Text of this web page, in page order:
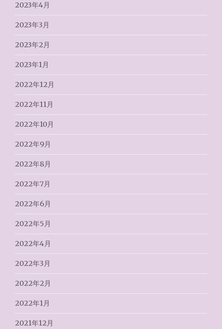
2023年4月
2023年3月
2023年2月
2023年1月
2022年12月
2022年11月
2022年10月
2022年9月
2022年8月
2022年7月
2022年6月
2022年5月
2022年4月
2022年3月
2022年2月
2022年1月
2021年12月